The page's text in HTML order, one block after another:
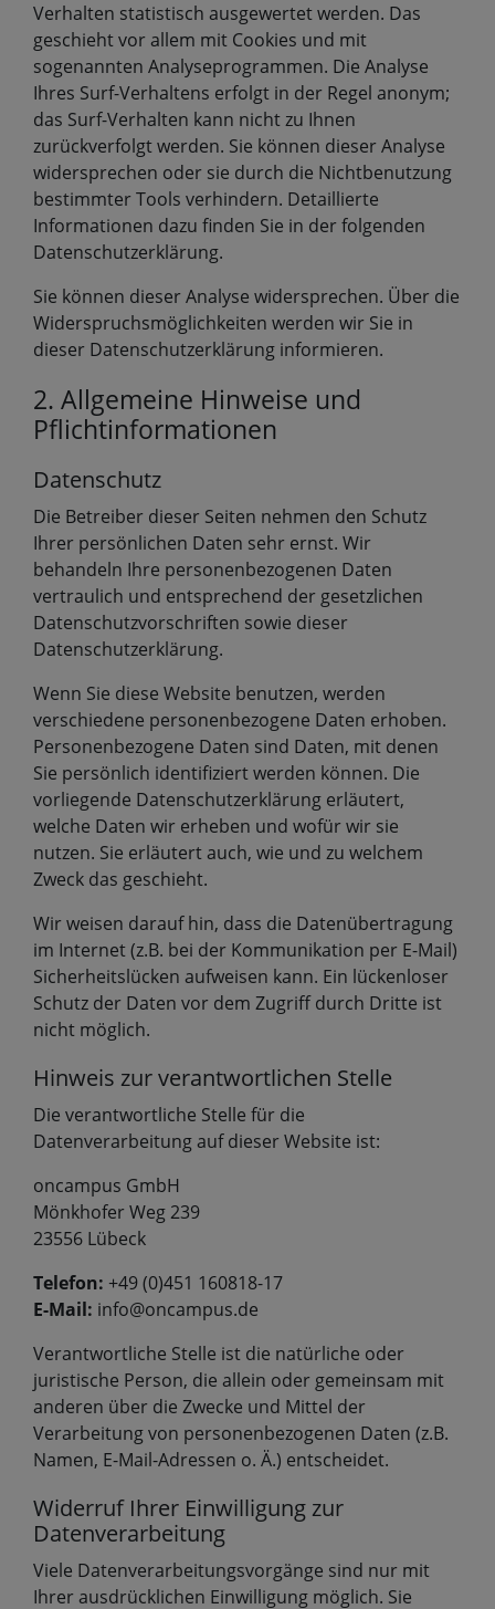
Verhalten statistisch ausgewertet werden. Das
geschieht vor allem mit Cookies und mit
sogenannten Analyseprogrammen. Die Analyse
Ihres Surf-Verhaltens erfolgt in der Regel anonym;
das Surf-Verhalten kann nicht zu Ihnen
zurückverfolgt werden. Sie können dieser Analyse
widersprechen oder sie durch die Nichtbenutzung
bestimmter Tools verhindern. Detaillierte
Informationen dazu finden Sie in der folgenden
Datenschutzerklärung.
Sie können dieser Analyse widersprechen. Über die
Widerspruchsmöglichkeiten werden wir Sie in
dieser Datenschutzerklärung informieren.
2. Allgemeine Hinweise und
Pflichtinformationen
Datenschutz
Die Betreiber dieser Seiten nehmen den Schutz
Ihrer persönlichen Daten sehr ernst. Wir
behandeln Ihre personenbezogenen Daten
vertraulich und entsprechend der gesetzlichen
Datenschutzvorschriften sowie dieser
Datenschutzerklärung.
Wenn Sie diese Website benutzen, werden
verschiedene personenbezogene Daten erhoben.
Personenbezogene Daten sind Daten, mit denen
Sie persönlich identifiziert werden können. Die
vorliegende Datenschutzerklärung erläutert,
welche Daten wir erheben und wofür wir sie
nutzen. Sie erläutert auch, wie und zu welchem
Zweck das geschieht.
Wir weisen darauf hin, dass die Datenübertragung
im Internet (z.B. bei der Kommunikation per E-Mail)
Sicherheitslücken aufweisen kann. Ein lückenloser
Schutz der Daten vor dem Zugriff durch Dritte ist
nicht möglich.
Hinweis zur verantwortlichen Stelle
Die verantwortliche Stelle für die
Datenverarbeitung auf dieser Website ist:
oncampus GmbH
Mönkhofer Weg 239
23556 Lübeck
Telefon: +49 (0)451 160818-17
E-Mail: info@oncampus.de
Verantwortliche Stelle ist die natürliche oder
juristische Person, die allein oder gemeinsam mit
anderen über die Zwecke und Mittel der
Verarbeitung von personenbezogenen Daten (z.B.
Namen, E-Mail-Adressen o. Ä.) entscheidet.
Widerruf Ihrer Einwilligung zur
Datenverarbeitung
Viele Datenverarbeitungsvorgänge sind nur mit
Ihrer ausdrücklichen Einwilligung möglich. Sie